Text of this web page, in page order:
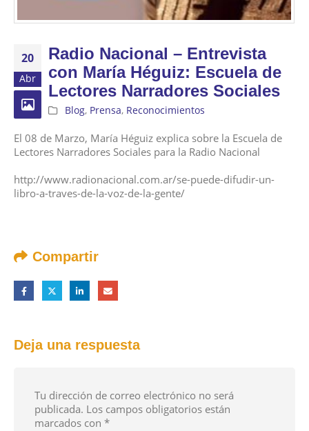
20
Abr
Radio Nacional – Entrevista
con María Héguiz: Escuela de
Lectores Narradores Sociales
Blog, Prensa, Reconocimientos
El 08 de Marzo, María Héguiz explica sobre la Escuela de
Lectores Narradores Sociales para la Radio Nacional
http://www.radionacional.com.ar/se-puede-difudir-un-
libro-a-traves-de-la-voz-de-la-gente/
Compartir
Deja una respuesta
Tu dirección de correo electrónico no será
publicada. Los campos obligatorios están
marcados con *